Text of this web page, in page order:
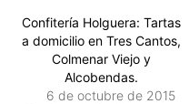
Confitería Holguera: Tartas
a domicilio en Tres Cantos,
Colmenar Viejo y
Alcobendas.
6 de octubre de 2015